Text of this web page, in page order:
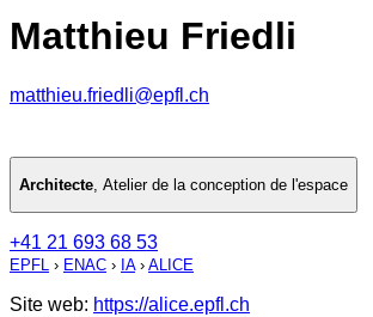
Matthieu Friedli
matthieu.friedli@epfl.ch
Architecte, Atelier de la conception de l'espace
+41 21 693 68 53
EPFL › ENAC › IA› ALICE
Site web: https://alice.epfl.ch